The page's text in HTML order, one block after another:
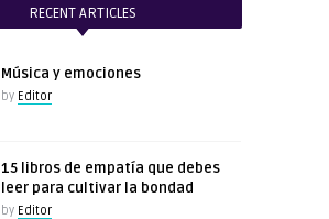
RECENT ARTICLES
Música y emociones
by Editor
15 libros de empatía que debes
leer para cultivar la bondad
by Editor